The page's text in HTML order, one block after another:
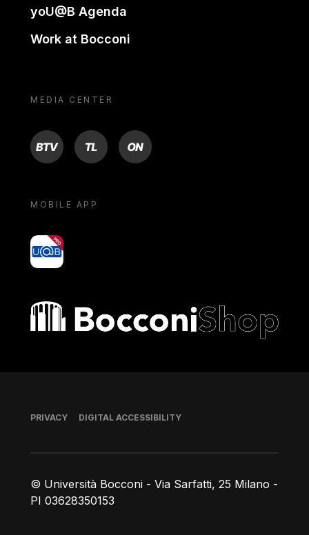
yoU@B Agenda
Work at Bocconi
MEDIA CENTER
BTV TL ON
MOBILE APP
yoU@B
Bocconi shop
© Università Bocconi - Via Sarfatti, 25 Milano -
PI 03628350153
Footer
PRIVACY DIGITAL ACCESSIBILITY